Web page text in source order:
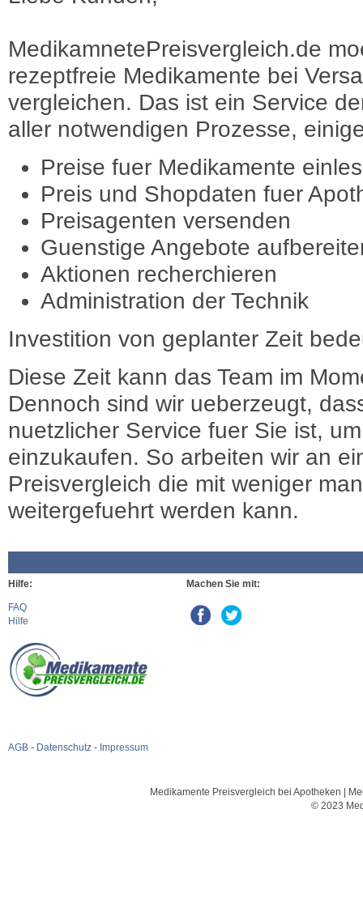
MedikamnetePreisvergleich.de
rezeptfreie Medikamente bei
vergleichen. Das ist ein Service
aller notwendigen Prozesse,
Preise fuer Medikamente
Preis und Shopdaten fuer
Preisagenten versenden
Guenstige Angebote
Aktionen recherchieren
Administration der Technik
Investition von geplanter Zeit
Diese Zeit kann das Team im
Dennoch sind wir ueberzeugt,
nuetzlicher Service fuer Sie ist,
einzukaufen. So arbeiten wir an
Preisvergleich die mit weniger
weitergefuehrt werden kann.
Hilfe:
FAQ
Hilfe
AGB - Datenschutz - Impressum
Machen Sie mit:
Medikamente Preisvergleich bei Apotheken |
© 2023